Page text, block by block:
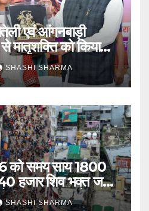
एवं आंगनबाड़ी
मातृशक्ति को किया
SHASHI SHARMA
को समय साय 1800
हजार शिव भक्त जल
प्रस्थान कर चुके
SHASHI SHARMA